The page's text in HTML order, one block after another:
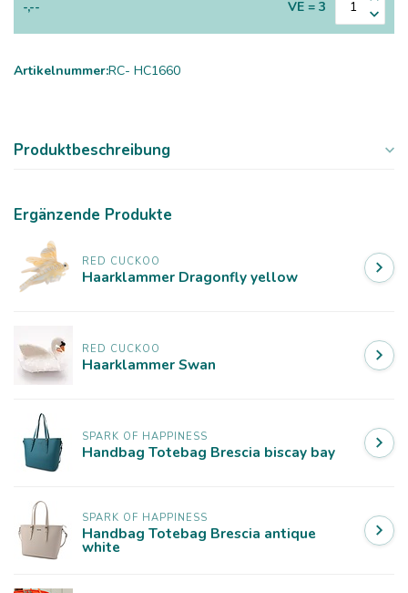
-,-- VE = 3
Artikelnummer:RC- HC1660
Produktbeschreibung
Ergänzende Produkte
RED CUCKOO
Haarklammer Dragonfly yellow
RED CUCKOO
Haarklammer Swan
SPARK OF HAPPINESS
Handbag Totebag Brescia biscay bay
SPARK OF HAPPINESS
Handbag Totebag Brescia antique
white